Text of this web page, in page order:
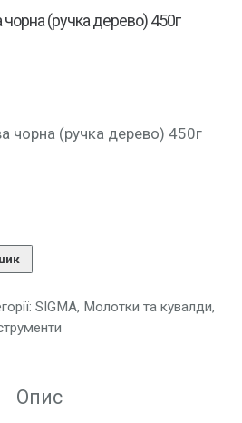
(ручка дерево) 450г
чорна (ручка дерево) 450г
SIGMA, Молотки та кувалди,
Опис